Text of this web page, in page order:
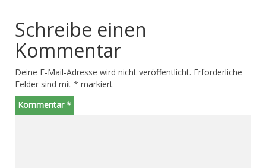
Schreibe einen
Kommentar
Deine E-Mail-Adresse wird nicht veröffentlicht. Erforderliche
Felder sind mit * markiert
Kommentar*